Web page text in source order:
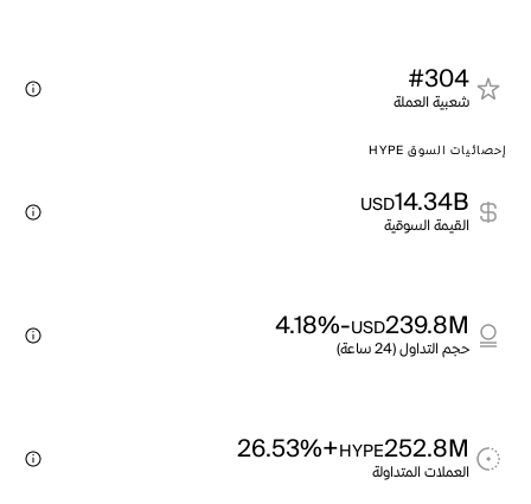
#304
شعبية العملة
إحصائيات السوق HYPE
14.34B
USD
القيمة السوقية
239.8M
USD
-4.18%
حجم التداول (24 ساعة)
252.8M
HYPE
+26.53%
العملات المتداولة